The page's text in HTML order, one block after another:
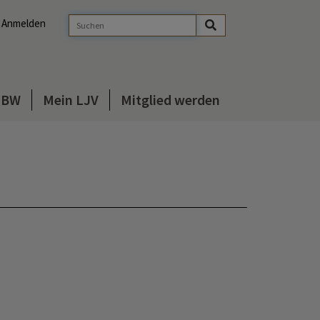
Anmelden
Mein LJV Mitglied werden